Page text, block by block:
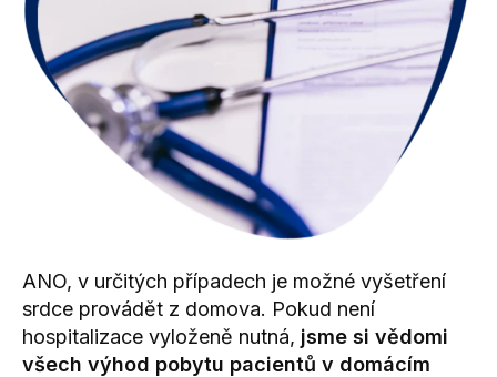
ANO, v určitých případech je možné vyšetření
srdce provádět z domova. Pokud není
hospitalizace vyloženě nutná, jsme si vědomi
všech výhod pobytu pacientů v domácím